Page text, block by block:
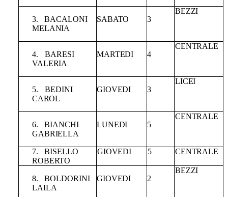
3.
BACALONI
MELANIA
SABATO 3
BEZZI
4.
BARESI
VALERIA
MARTEDI 4
CENTRALE
5.
BEDINI
CAROL
GIOVEDI 3
LICEI
6.
BIANCHI
GABRIELLA
LUNEDI 5
CENTRALE
7.
BISELLO
ROBERTO
GIOVEDI 5 CENTRALE
8.
BOLDORINI
LAILA
GIOVEDI 2
BEZZI